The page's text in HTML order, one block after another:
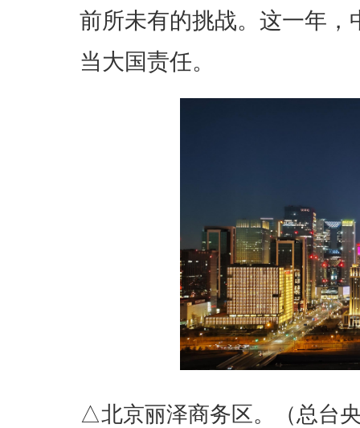
前所未有的挑战。这一年
当大国责任。
△北京丽泽商务区。（总台